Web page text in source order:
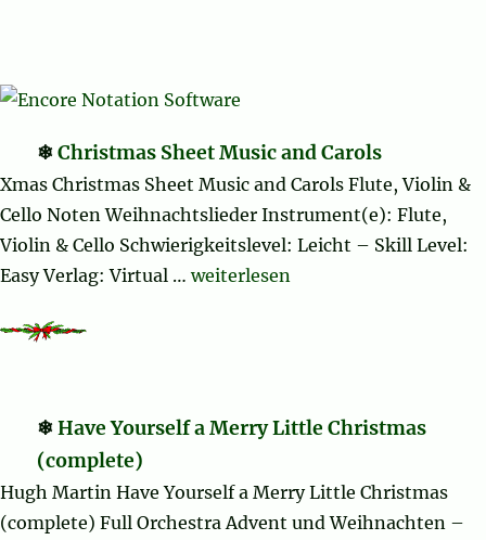
Christmas Sheet Music and Carols
Xmas Christmas Sheet Music and Carols Flute, Violin &
Cello Noten Weihnachtslieder Instrument(e): Flute,
Violin & Cello Schwierigkeitslevel: Leicht – Skill Level:
Easy Verlag: Virtual …„Christmas Sheet Music and
weiterlesen
Have Yourself a Merry Little Christmas
(complete)
Hugh Martin Have Yourself a Merry Little Christmas
(complete) Full Orchestra Advent und Weihnachten –